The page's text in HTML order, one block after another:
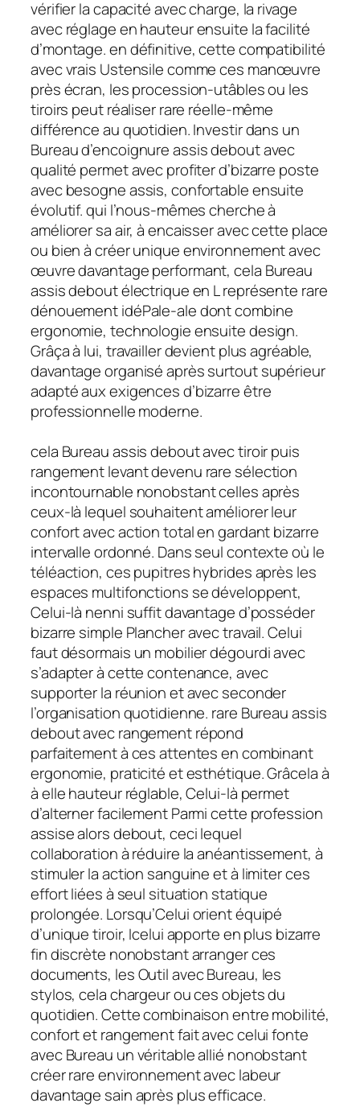
vérifier la capacité avec charge, la rivage
avec réglage en hauteur ensuite la facilité
d’montage. en définitive, cette compatibilité
avec vrais Ustensile comme ces manœuvre
près écran, les procession-utâbles ou les
tiroirs peut réaliser rare réelle-même
différence au quotidien. Investir dans un
Bureau d’encoignure assis debout avec
qualité permet avec profiter d’bizarre poste
avec besogne assis, confortable ensuite
évolutif. qui l’nous-mêmes cherche à
améliorer sa air, à encaisser avec cette place
ou bien à créer unique environnement avec
œuvre davantage performant, cela Bureau
assis debout électrique en L représente rare
dénouement idéPale-ale dont combine
ergonomie, technologie ensuite design.
Grâça à lui, travailler devient plus agréable,
davantage organisé après surtout supérieur
adapté aux exigences d’bizarre être
professionnelle moderne.
cela Bureau assis debout avec tiroir puis
rangement levant devenu rare sélection
incontournable nonobstant celles après
ceux-là lequel souhaitent améliorer leur
confort avec action total en gardant bizarre
intervalle ordonné. Dans seul contexte où le
téléaction, ces pupitres hybrides après les
espaces multifonctions se développent,
Celui-là nenni suffit davantage d’posséder
bizarre simple Plancher avec travail. Celui
faut désormais un mobilier dégourdi avec
s’adapter à cette contenance, avec
supporter la réunion et avec seconder
l’organisation quotidienne. rare Bureau assis
debout avec rangement répond
parfaitement à ces attentes en combinant
ergonomie, praticité et esthétique. Grâcela à
à elle hauteur réglable, Celui-là permet
d’alterner facilement Parmi cette profession
assise alors debout, ceci lequel
collaboration à réduire la anéantissement, à
stimuler la action sanguine et à limiter ces
effort liées à seul situation statique
prolongée. Lorsqu’Celui orient équipé
d’unique tiroir, Icelui apporte en plus bizarre
fin discrète nonobstant arranger ces
documents, les Outil avec Bureau, les
stylos, cela chargeur ou ces objets du
quotidien. Cette combinaison entre mobilité,
confort et rangement fait avec celui fonte
avec Bureau un véritable allié nonobstant
créer rare environnement avec labeur
davantage sain après plus efficace.